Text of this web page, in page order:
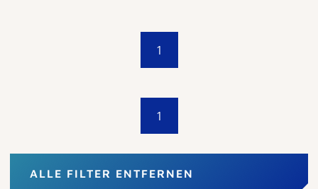
1
1
ALLE FILTER ENTFERNEN